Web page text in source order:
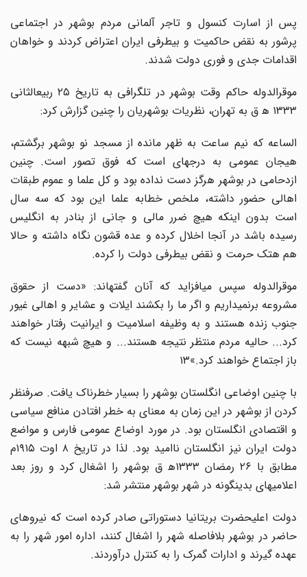
پس از اسارت کنسول و تاجر آلمانی مردم بوشهر در اجتماعی
پرشور به نقض حاکمیت و بیطرفی ایران اعتراض کردند و خواهان
اقدامات جدی و فوری دولت شدند.
موقرالدوله حاکم وقت بوشهر در تلگرافی به تاریخ ۲۵ ربیعالثانی
۱۳۳۳ ه‍ ق به تهران، نظریات بوشهریان را چنین گزارش کرد:
الساعه که نیم ساعت به ظهر مانده از مسجد نو بوشهر برگشتم،
هیجان عمومی به درجهای است که فوق تصور است. چنین
ازدحامی در بوشهر هرگز دست نداده بود و کل علما و عموم طبقات
اهالی حضور داشته، ملخص خطابه علما این بود که سه سال
است بدون اینکه هیچ ضرر مالی و جانی از بنادر به انگلیس
رسیده باشد در آنجا اخلال کرده و عده قشون نگاه داشته و حالا
هم هتک حرمت و نقض بیطرفی دولت را کرده.
موقرالدوله سپس میافزاید که آنان گفتهاند: «دست از حقوق
مشروعه برنمیداریم و اگر ما را بکشند ایلات و عشایر و اهالی غیور
جنوب زنده هستند و به وظیفه اسلامیت و ایرانیت رفتار خواهند
کرد... حالیه مردم منتظر نتیجه هستند... و هیچ شبهه نیست که
باز اجتماع خواهند کرد.»۱۳
با چنین اوضاعی انگلستان بوشهر را بسیار خطرناک یافت. صرفنظر
کردن از بوشهر در این زمان به معنای به خطر افتادن منافع سیاسی
و اقتصادی انگلستان بود. در مورد اوضاع عمومی فارس و مواضع
دولت ایران نیز انگلستان ناامید بود. لذا در تاریخ ۸ اوت ۱۹۱۵م
مطابق با ۲۶ رمضان ۱۳۳۳ه‍ ق بوشهر را اشغال کرد و روز بعد
اعلامیهای بدینگونه در شهر بوشهر منتشر شد:
دولت اعلیحضرت بریتانیا دستوراتی صادر کرده است که نیروهای
حاضر در بوشهر بلافاصله شهر را اشغال کنند، اداره امور شهر را به
عهده گیرند و ادارات گمرک را به کنترل درآوردند.